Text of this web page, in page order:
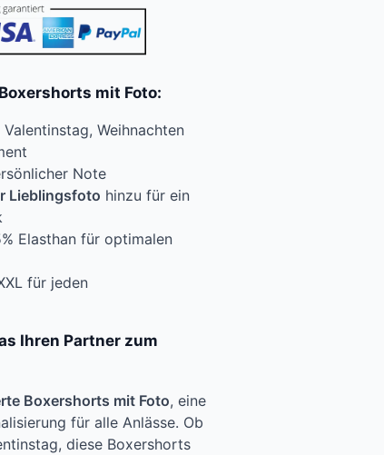
mit Foto:
Weihnachten
Note
Lieblingsfoto hinzu für ein
Elasthan für optimalen
für jeden
Ihren Partner zum
Boxershorts mit Foto, eine
für alle Anlässe. Ob
diese Boxershorts